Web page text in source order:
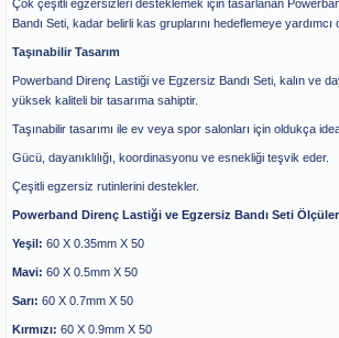
Çok çeşitli egzersizleri desteklemek için tasarlanan
Bandı Seti, kadar belirli kas gruplarını hedeflemeye yardımcı
Taşınabilir Tasarım
Powerband Direnç Lastiği ve Egzersiz Bandı Seti, kalın ve
yüksek kaliteli bir tasarıma sahiptir.
Taşınabilir tasarımı ile ev veya spor salonları için oldukça
Gücü, dayanıklılığı, koordinasyonu ve esnekliği teşvik eder.
Çeşitli egzersiz rutinlerini destekler.
Powerband Direnç Lastiği ve Egzersiz Bandı Seti
Yeşil: 60 X 0.35mm X 50
Mavi: 60 X 0.5mm X 50
Sarı: 60 X 0.7mm X 50
Kırmızı: 60 X 0.9mm X 50